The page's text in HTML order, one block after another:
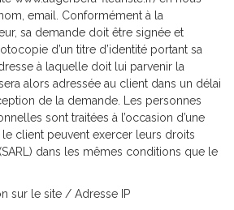
email. Conformément à la
sa demande doit être signée et
d’un titre d’identité portant sa
à laquelle doit lui parvenir la
alors adressée au client dans un délai
de la demande. Les personnes
sont traitées à l’occasion d’une
client peuvent exercer leurs droits
(SARL) dans les mêmes conditions que le
sur le site / Adresse IP